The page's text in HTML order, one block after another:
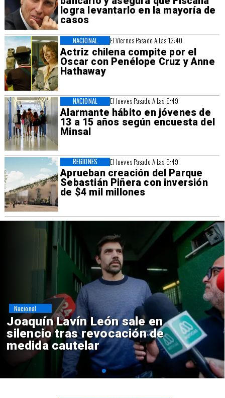
logra levantarlo en la mayoría de
casos
El Viernes Pasado A Las 12:40
Actriz chilena compite por el
Oscar con Penélope Cruz y Anne
Hathaway
NACIONAL
El Jueves Pasado A Las 9:49
Alarmante hábito en jóvenes de
13 a 15 años según encuesta del
Minsal
NACIONAL
El Jueves Pasado A Las 9:49
Aprueban creación del Parque
Sebastián Piñera con inversión
de $4 mil millones
REGIONES
Chile y Venezuela formalizan
reinicio de relaciones
consulares
Nacional